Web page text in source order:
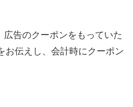
告のクーポンをもっていた
お伝えし、会計時にクーポン